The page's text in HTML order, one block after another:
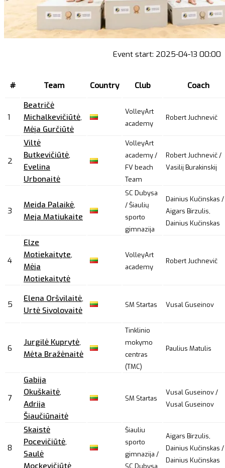
Event start: 2025-04-13 00:00
# Team Country Club Coach
1
Beatričė
Michalkevičiūtė,
Mėja Gurčiūtė
VolleyArt
academy
Robert Juchnevič
2
Viltė
Butkevičiūtė,
Evelina
Urbonaitė
VolleyArt
academy /
FV beach
Team
Robert Juchnevič /
Vasilij Burakinskij
3
Meida Palaikė,
Meja Matiukaite
SC Dubysa
/ Šiaulių
sporto
gimnazija
Dainius Kučinskas /
Aigars Birzulis,
Dainius Kučinskas
4
Elze
Motiekaityte,
Mėja
Motiekaitytė
VolleyArt
academy
Robert Juchnevič
5
Elena Oršvilaitė,
Urtė Sivolovaitė
SM Startas Vusal Guseinov
6
Jurgilė Kuprytė,
Mėta Bražėnaitė
Tinklinio
mokymo
centras
(TMC)
Paulius Matulis
7
Gabija
Okuškaitė,
Adrija
Šiaučiūnaitė
SM Startas
Vusal Guseinov /
Vusal Guseinov
8
Skaistė
Pocevičiūtė,
Saulė
Mockevičiūtė
Šiauliu
sporto
gimnazija /
SC Dubysa
Aigars Birzulis,
Dainius Kučinskas /
Dainius Kučinskas